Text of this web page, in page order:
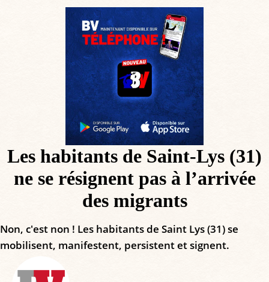
Les habitants de Saint-Lys (31)
ne se résignent pas à l’arrivée
des migrants
Non, c'est non ! Les habitants de Saint Lys (31) se
mobilisent, manifestent, persistent et signent.